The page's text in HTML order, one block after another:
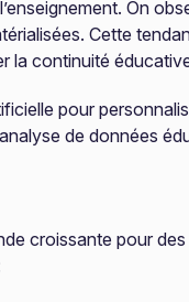
On
Cette
la continuité
pour
de données
croissante pour